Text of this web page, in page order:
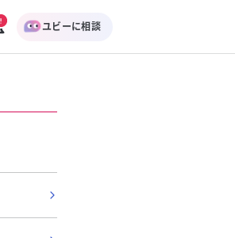
ユビーに相談